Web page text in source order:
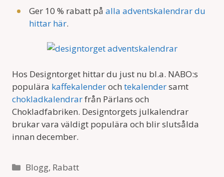
Ger 10 % rabatt på alla adventskalendrar du
hittar här.
Hos Designtorget hittar du just nu bl.a. NABO:s
populära kaffekalenderoch tekalendersamt
chokladkalendrarfrån Pärlans och
Chokladfabriken. Designtorgets julkalendrar
brukar vara väldigt populära och blir slutsålda
innan december.
Kategorier
Blogg, Rabatt